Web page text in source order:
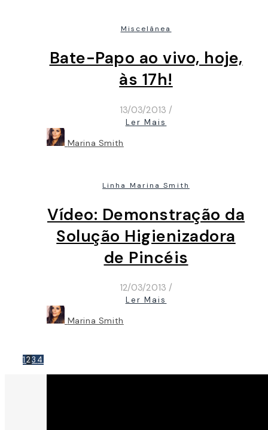
Miscelânea
Bate-Papo ao vivo, hoje,
às 17h!
13/03/2013 /
Ler Mais
Marina Smith
Linha Marina Smith
Vídeo: Demonstração da
Solução Higienizadora
de Pincéis
12/03/2013 /
Ler Mais
Marina Smith
123 4